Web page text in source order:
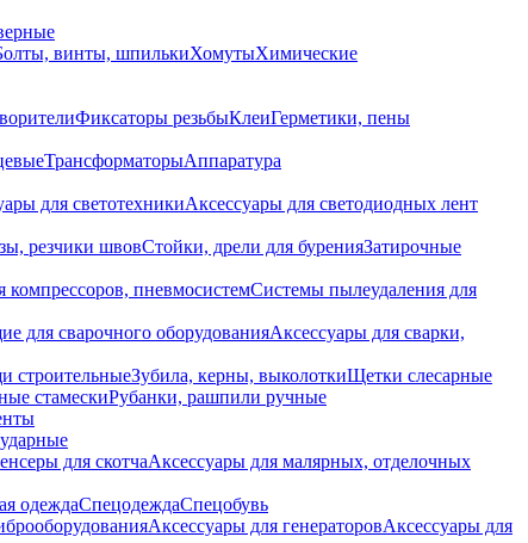
винты, шпилькиХомутыХимические
Фиксаторы резьбыКлеиГерметики, пены
ТрансформаторыАппаратура
для светотехникиАксессуары для светодиодных лент
резчики швовСтойки, дрели для буренияЗатирочные
компрессоров, пневмосистемСистемы пылеудаления для
для сварочного оборудованияАксессуары для сварки,
строительныеЗубила, керны, выколоткиЩетки слесарные
стамескиРубанки, рашпили ручные
для скотчаАксессуары для малярных, отделочных
одеждаСпецодеждаСпецобувь
Аксессуары для генераторовАксессуары для